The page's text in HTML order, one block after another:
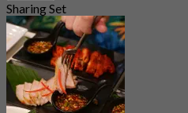
Sharing Set